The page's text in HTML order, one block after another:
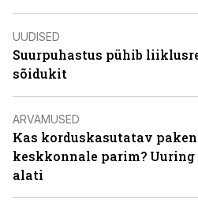
UUDISED
Suurpuhastus pühib
sõidukit
ARVAMUSED
Kas korduskasutatav
keskkonnale parim?
alati